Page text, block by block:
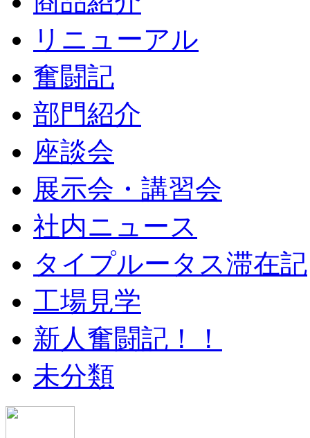
リニューアル
奮闘記
部門紹介
座談会
展示会・講習会
社内ニュース
タイプルータス滞在記
工場見学
新人奮闘記！！
未分類